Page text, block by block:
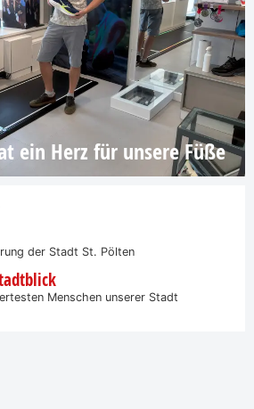
ein Herz für unsere Füße
der Stadt St. Pölten
Menschen unserer Stadt